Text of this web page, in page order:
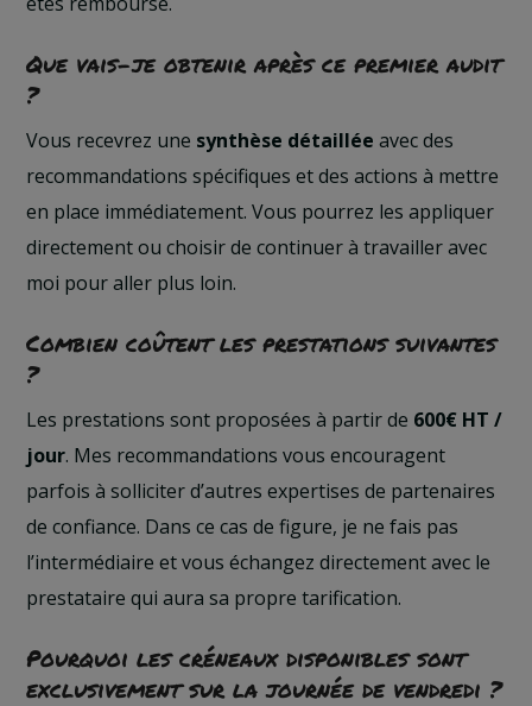
Que vais-je obtenir après ce premier audit
?
Vous recevrez une synthèse détaillée avec des
recommandations spécifiques et des actions à mettre
en place immédiatement. Vous pourrez les appliquer
directement ou choisir de continuer à travailler avec
moi pour aller plus loin.
Combien coûtent les prestations suivantes
?
Les prestations sont proposées à partir de 600€ HT /
jour. Mes recommandations vous encouragent
parfois à solliciter d’autres expertises de partenaires
de confiance. Dans ce cas de figure, je ne fais pas
l’intermédiaire et vous échangez directement avec le
prestataire qui aura sa propre tarification.
Pourquoi les créneaux disponibles sont
exclusivement sur la journée de vendredi ?